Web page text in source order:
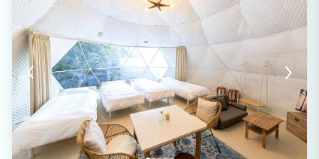
グー豚レタスしゃぶしゃぶからお好きなお料理をお選びいただけます。 ご希望の方に
はBBQ（海鮮・豚・牛）と沖縄直送のアグー豚レタスしゃぶしゃぶをご用意いたしま
す。 沖縄直送のアグー豚レタスしゃぶしゃぶの締めに食べる雑炊は絶品です。※別途
費用がかかります。